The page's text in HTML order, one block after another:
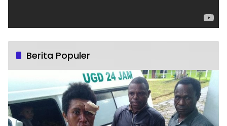
Berita Populer